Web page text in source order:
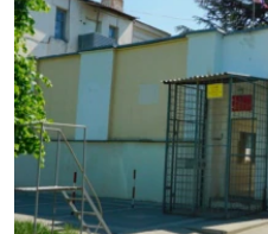
СОВЕТЫ ПРАВОЗАЩИТНИКОВ
ПРОПАВШИЕ БЕЗ ВЕСТИ
ПОБЕДИТЕЛЕЙ НЕ СУДЯТ?
КРЫМ.НЕПОКОРЕННЫЙ
ELIFBE
УКРАИНСКАЯ ПРОБЛЕМА КРЫМА
Qırımtatar
ПРИСОЕДИНЯЙТЕСЬ!